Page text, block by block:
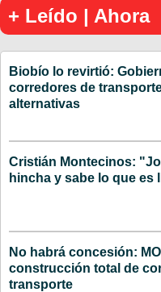
+ Leído | Ahora
Biobío lo revirtió:
corredores de
alternativas
Cristián Montecinos:
hincha y sabe lo que es
No habrá concesión:
construcción total de
transporte